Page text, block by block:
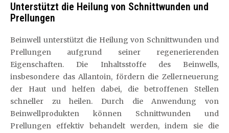
Unterstützt die Heilung von Schnittwunden und
Prellungen
Beinwell unterstützt die Heilung von Schnittwunden und
Prellungen aufgrund seiner regenerierenden
Eigenschaften. Die Inhaltsstoffe des Beinwells,
insbesondere das Allantoin, fördern die Zellerneuerung
der Haut und helfen dabei, die betroffenen Stellen
schneller zu heilen. Durch die Anwendung von
Beinwellprodukten können Schnittwunden und
Prellungen effektiv behandelt werden, indem sie die